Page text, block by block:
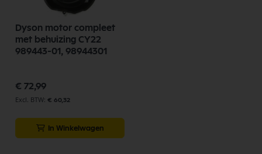
Dyson motor compleet
met behuizing CY22
989443-01, 98944301
€ 72,99
€ 60,32
In Winkelwagen